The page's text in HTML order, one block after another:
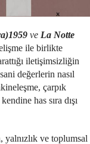
ve La Notte
ile birlikte
iletişimsizliğin
değerlerin nasıl
çarpık
has sıra dışı
yalnızlık ve toplumsal